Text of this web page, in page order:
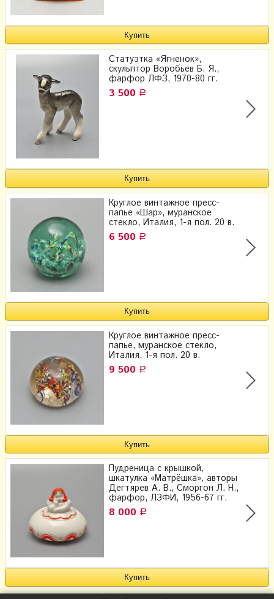
Статуэтка «Ягненок»,
скульптор Воробьев Б. Я.,
фарфор ЛФЗ, 1970-80 гг.
3 500 Р
Круглое винтажное пресс-
папье «Шар», муранское
стекло, Италия, 1-я пол. 20 в.
6 500 Р
Круглое винтажное пресс-
папье, муранское стекло,
Италия, 1-я пол. 20 в.
9 500 Р
Пудреница с крышкой,
шкатулка «Матрёшка», авторы
Дегтярев А. В., Сморгон Л. Н.,
фарфор, ЛЗФИ, 1956-67 гг.
8 000 Р